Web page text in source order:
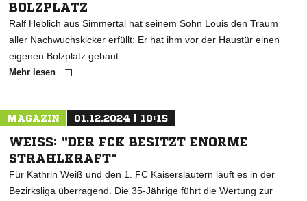
BOLZPLATZ
Ralf Heblich aus Simmertal hat seinem Sohn Louis den Traum
aller Nachwuchskicker erfüllt: Er hat ihm vor der Haustür einen
eigenen Bolzplatz gebaut.
Mehr lesen
MAGAZIN 01.12.2024 | 10:15
WEISS: "DER FCK BESITZT ENORME S
TRAHLKRAFT"
Für Kathrin Weiß und den 1. FC Kaiserslautern läuft es in der
Bezirksliga überragend. Die 35-Jährige führt die Wertung zur